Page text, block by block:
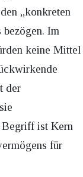
„konkreten
bezögen. Im
keine Mittel
der
Begriff ist Kern
für